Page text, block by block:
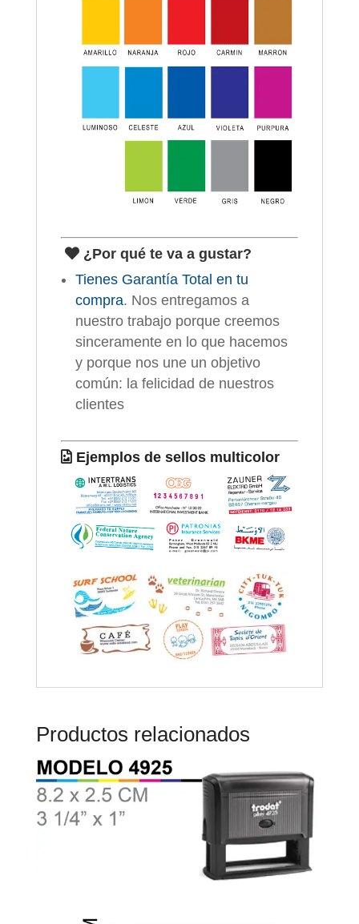
¿Por qué te va a gustar?
Tienes Garantía Total en tu
compra. Nos entregamos a
nuestro trabajo porque creemos
sinceramente en lo que hacemos
y porque nos une un objetivo
común: la felicidad de nuestros
clientes
Ejemplos de sellos multicolor
Productos relacionados